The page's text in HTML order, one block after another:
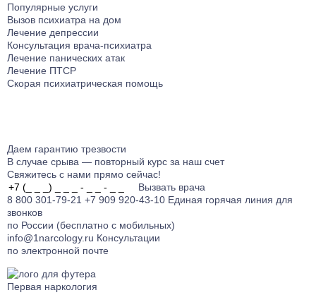
Популярные услуги
Вызов психиатра на дом
Лечение депрессии
Консультация врача-психиатра
Лечение панических атак
Лечение ПТСР
Скорая психиатрическая помощь
Даем гарантию трезвости
В случае срыва — повторный курс за наш счет
Свяжитесь с нами прямо сейчас!
Вызвать врача
8 800 301-79-21 +7 909 920-43-10 Единая горячая линия для
звонков
по России (бесплатно с мобильных)
info@1narcology.ru Консультации
по электронной почте
Первая наркология